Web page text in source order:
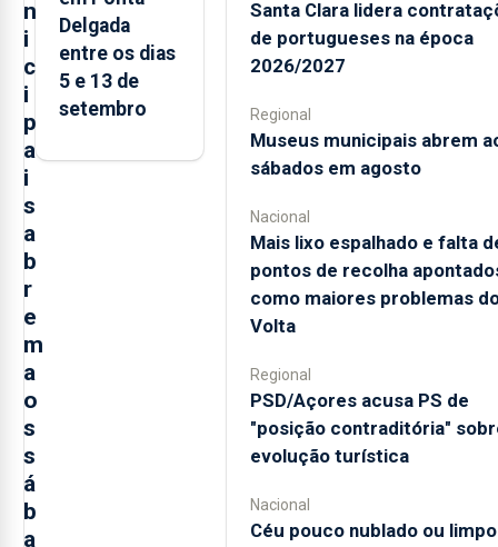
n
i
c
i
p
a
i
s
a
b
r
e
m
a
o
s
s
á
b
a
Delgada
entre os dias
5 e 13 de
setembro
Santa Clara lidera
de portugueses na época
2026/2027
Regional
Museus municipais abrem
sábados em agosto
Nacional
Mais lixo espalhado e falta
pontos de recolha
como maiores problemas
Volta
Regional
PSD/Açores acusa PS de
"posição contraditória"
evolução turística
Nacional
Céu pouco nublado ou limpo